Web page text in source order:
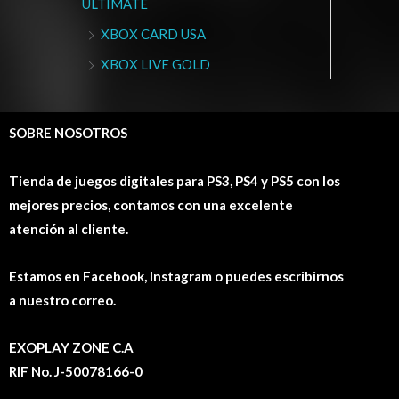
ULTIMATE
XBOX CARD USA
XBOX LIVE GOLD
SOBRE NOSOTROS
Tienda de juegos digitales para PS3, PS4 y PS5 con los
mejores precios, contamos con una excelente
atención al cliente.
Estamos en Facebook, Instagram o puedes escribirnos
a nuestro correo.
EXOPLAY ZONE C.A
RIF No. J-50078166-0